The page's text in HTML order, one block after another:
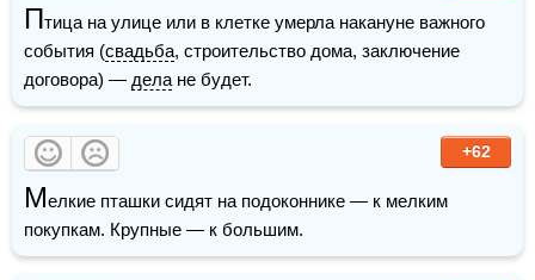
Птица на улице или в клетке умерла накануне важного
события (свадьба, строительство дома, заключение
договора) — дела не будет.
+62
Мелкие пташки сидят на подоконнике — к мелким
покупкам. Крупные — к большим.